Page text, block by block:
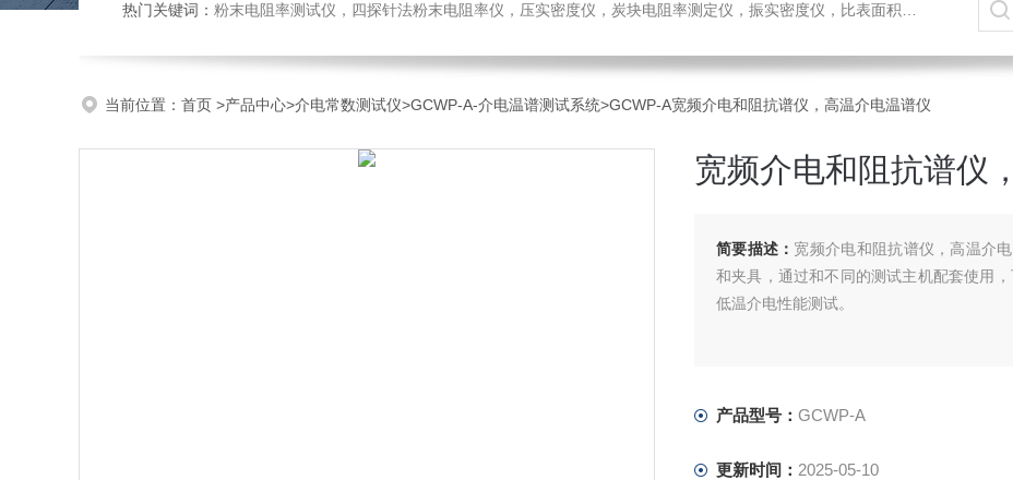
热门关键词： 粉末电阻率测试仪，四探针法粉末电阻率仪，压实密度仪，炭块电阻率测定仪，振实密度仪，比表面积测试仪，真密度仪，炭块热膨胀仪，炭块透气率仪，炭块二氧化碳反应测定仪
当前位置： 首页 >产品中心>介电常数测试仪>GCWP-A-介电温谱测试系统>GCWP-A宽频介电和阻抗谱仪，高温介电温谱仪
宽频介电和阻抗谱仪
简要描述： 宽频介电和阻抗谱仪，高温介
和夹具，通过和不同的测试主机配套使用
低温介电性能测试。
产品型号： GCWP-A
更新时间： 2025-05-10